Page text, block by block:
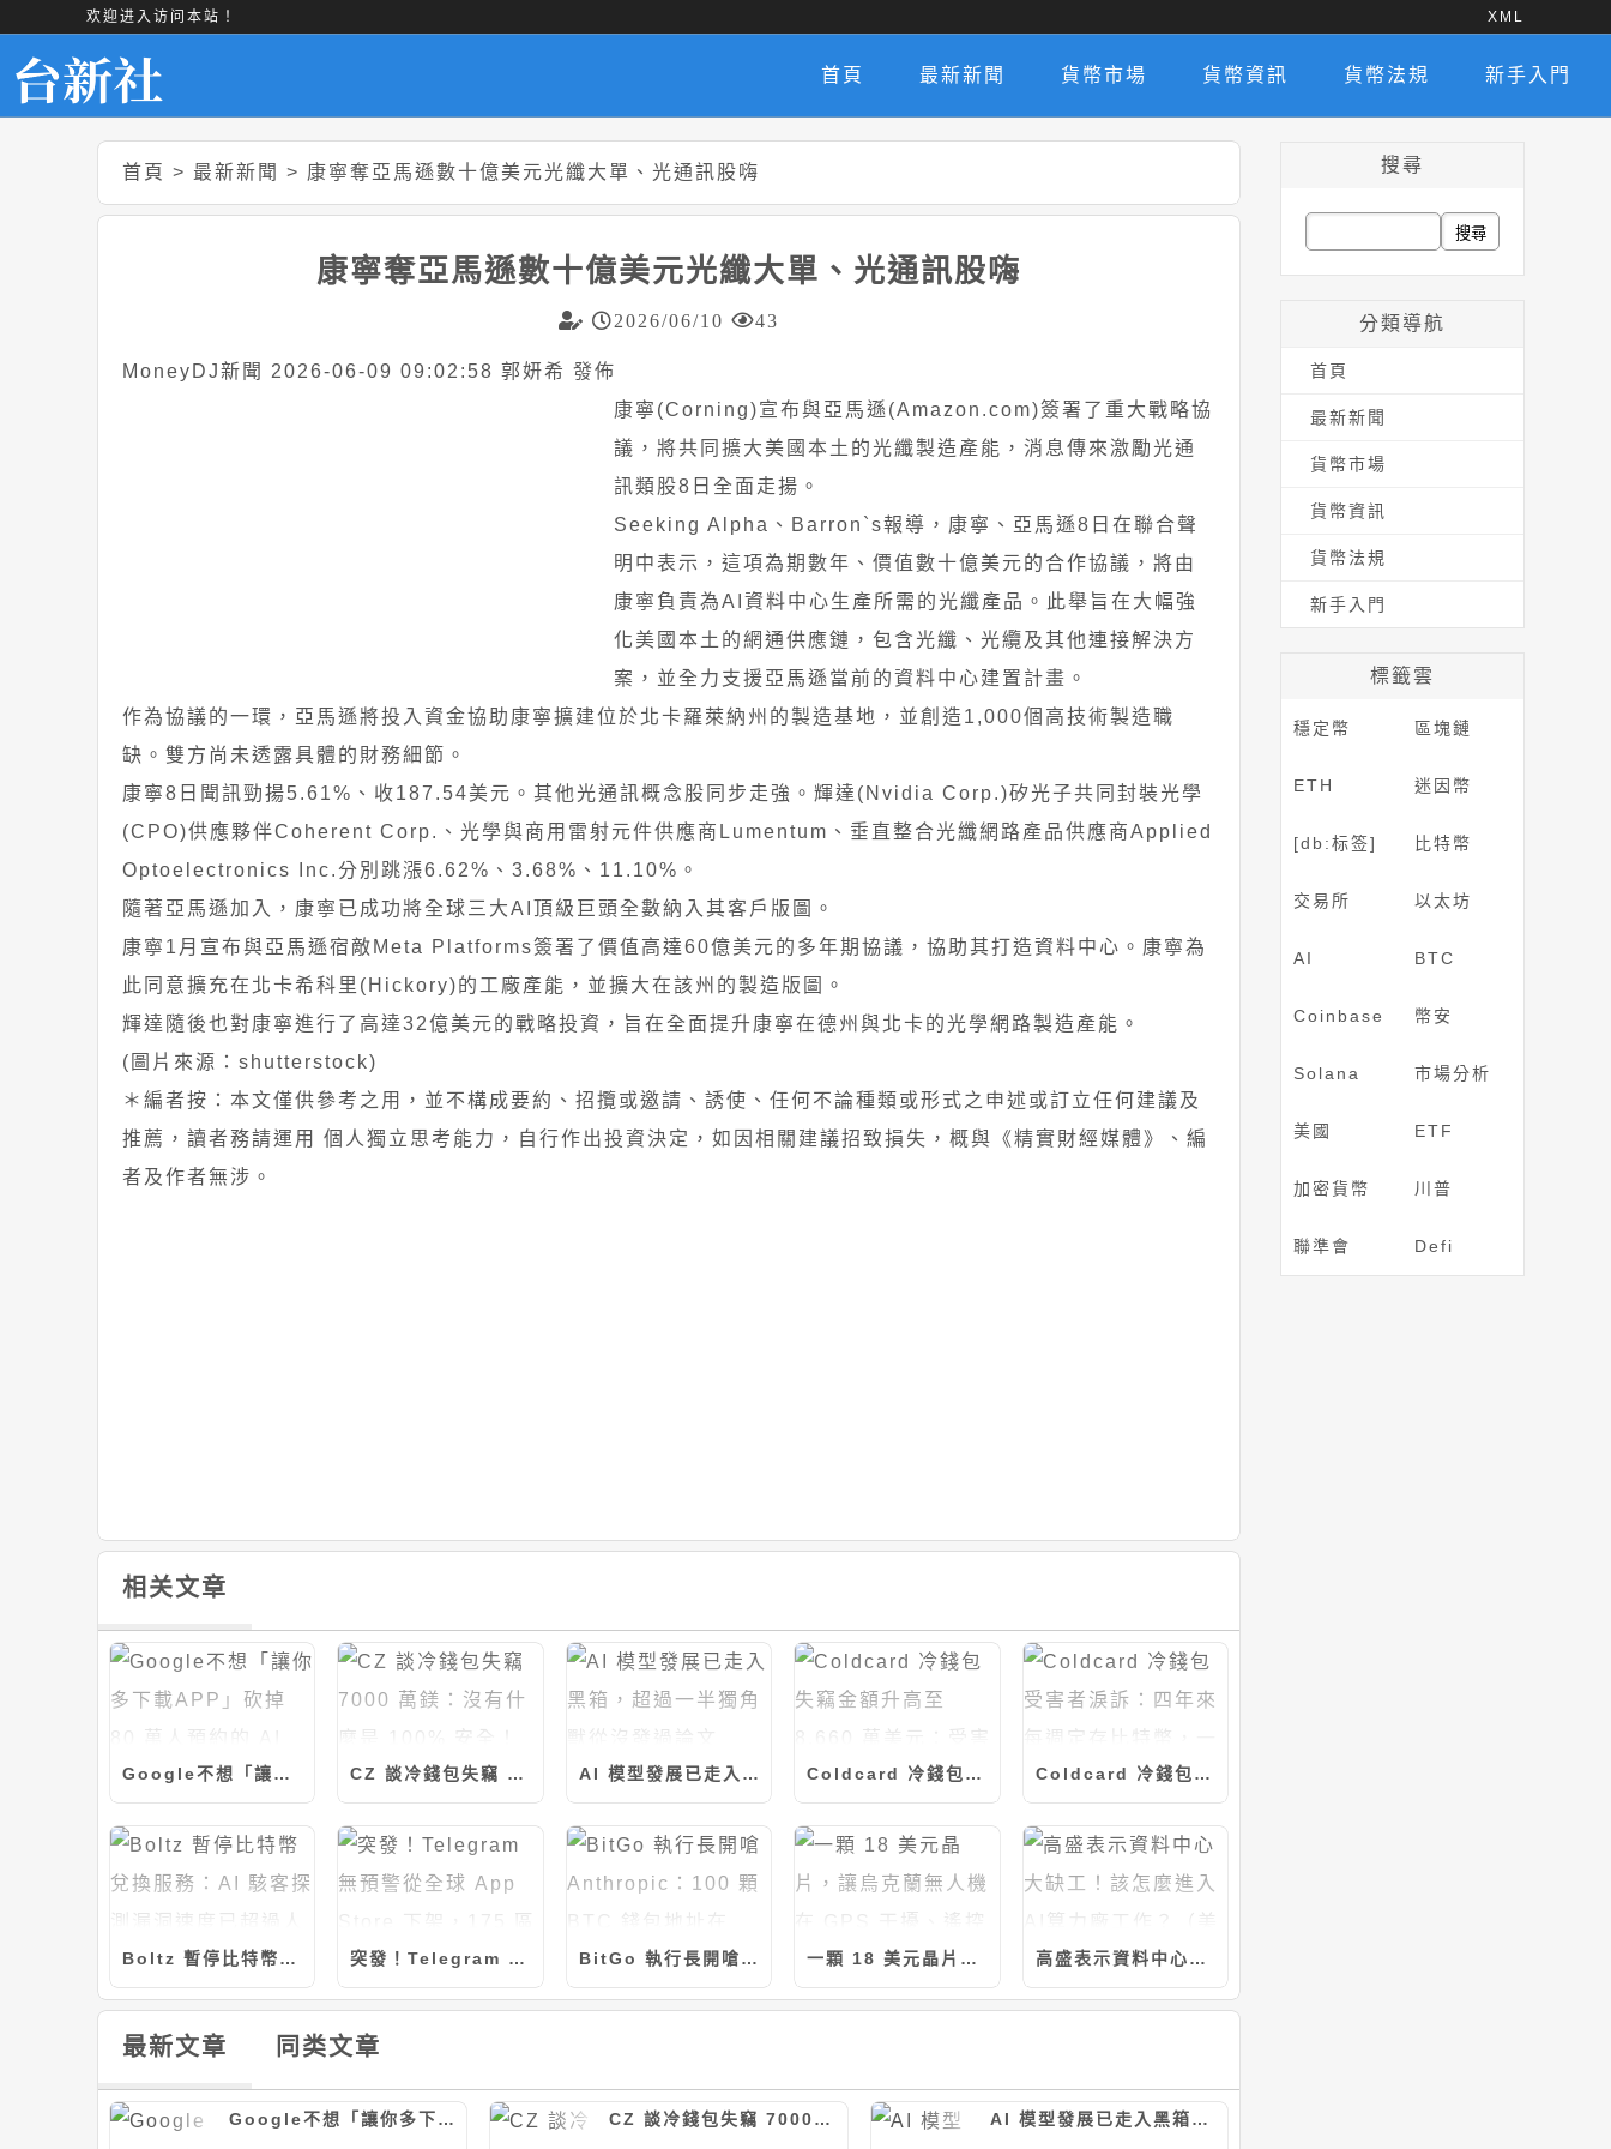
欢迎进入访问本站！ XML
首頁 最新新聞 貨幣市場 貨幣資訊 貨幣法規 新手入門
首頁 > 最新新聞 > 康寧奪亞馬遜數十億美元光纖大單、光通訊股嗨
康寧奪亞馬遜數十億美元光纖大單、光通訊股嗨
2026/06/10 43
MoneyDJ新聞 2026-06-09 09:02:58 郭妍希 發佈
康寧(Corning)宣布與亞馬遜(Amazon.com)簽署了重大戰略協
議，將共同擴大美國本土的光纖製造產能，消息傳來激勵光通
訊類股8日全面走揚。
Seeking Alpha、Barron`s報導，康寧、亞馬遜8日在聯合聲
明中表示，這項為期數年、價值數十億美元的合作協議，將由
康寧負責為AI資料中心生產所需的光纖產品。此舉旨在大幅強
化美國本土的網通供應鏈，包含光纖、光纜及其他連接解決方
案，並全力支援亞馬遜當前的資料中心建置計畫。
作為協議的一環，亞馬遜將投入資金協助康寧擴建位於北卡羅萊納州的製造基地，並創造1,000個高技術製造職
缺。雙方尚未透露具體的財務細節。
康寧8日聞訊勁揚5.61%、收187.54美元。其他光通訊概念股同步走強。輝達(Nvidia Corp.)矽光子共同封裝光學
(CPO)供應夥伴Coherent Corp.、光學與商用雷射元件供應商Lumentum、垂直整合光纖網路產品供應商Applied
Optoelectronics Inc.分別跳漲6.62%、3.68%、11.10%。
隨著亞馬遜加入，康寧已成功將全球三大AI頂級巨頭全數納入其客戶版圖。
康寧1月宣布與亞馬遜宿敵Meta Platforms簽署了價值高達60億美元的多年期協議，協助其打造資料中心。康寧為
此同意擴充在北卡希科里(Hickory)的工廠產能，並擴大在該州的製造版圖。
輝達隨後也對康寧進行了高達32億美元的戰略投資，旨在全面提升康寧在德州與北卡的光學網路製造產能。
(圖片來源：shutterstock)
＊編者按：本文僅供參考之用，並不構成要約、招攬或邀請、誘使、任何不論種類或形式之申述或訂立任何建議及
推薦，讀者務請運用 個人獨立思考能力，自行作出投資決定，如因相關建議招致損失，概與《精實財經媒體》、編
者及作者無涉。
相关文章
Google不想「讓你多下載APP」砍掉 80 萬人預約的 AI Studio App CZ 談冷錢包失竊 7000 萬鎂：沒有什麼是 100% 安全！ AI 模型發展已走入黑箱，超過一半獨角獸從沒發過論文 Coldcard 冷錢包失竊金額升高至 8,660 萬美元：受害地址達 4,585 個、1,367 枚比特幣被掏空 Coldcard 冷錢包受害者淚訴：四年來每週定存比特幣，一夜歸零求助無門
Boltz 暫停比特幣兌換服務：AI 駭客探測漏洞速度已超過人類開發 突發！Telegram 無預警從全球 App Store 下架，175 區搜尋消失 原因不明 BitGo 執行長開嗆 Anthropic：100 顆 BTC 錢包地址在這，有本事就駭走 一顆 18 美元晶片，讓烏克蘭無人機在 GPS 干擾、遙控中斷下，仍可自主鎖定目標 高盛表示資料中心大缺工！該怎麼進入AI算力廠工作？（美國、台灣管道）
最新文章 同类文章
Google不想「讓你多下載APP」砍掉 80 萬人預約的 AI Studio App CZ 談冷錢包失竊 7000 萬鎂：沒有什麼是 100% 安全！ AI 模型發展已走入黑箱，超過一半獨角獸從沒發過論文
搜尋
字:
分類導航
首頁
最新新聞
貨幣市場
貨幣資訊
貨幣法規
新手入門
標籤雲
穩定幣 區塊鏈
ETH 迷因幣
[db:标签] 比特幣
交易所 以太坊
AI BTC
Coinbase 幣安
Solana 市場分析
美國 ETF
加密貨幣 川普
聯準會 Defi